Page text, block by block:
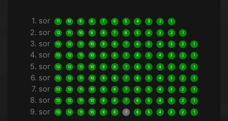
1. sor 11 10 9 8 7 6 5 4 3 2 1
2. sor 12 11 10 9 8 7 6 5 4 3 2 1
3. sor 13 12 11 10 9 8 7 6 5 4 3 2 1
4. sor 13 12 11 10 9 8 7 6 5 4 3 2 1
5. sor 13 12 11 10 9 8 7 6 5 4 3 2 1
6. sor 13 12 11 10 9 8 7 6 5 4 3 2 1
7. sor 13 12 11 10 9 8 7 6 5 4 3 2 1
8. sor 13 12 11 10 9 8 7 6 5 4 3 2 1
9. sor 13 12 11 10 9 8 7 6 5 4 3 2 1